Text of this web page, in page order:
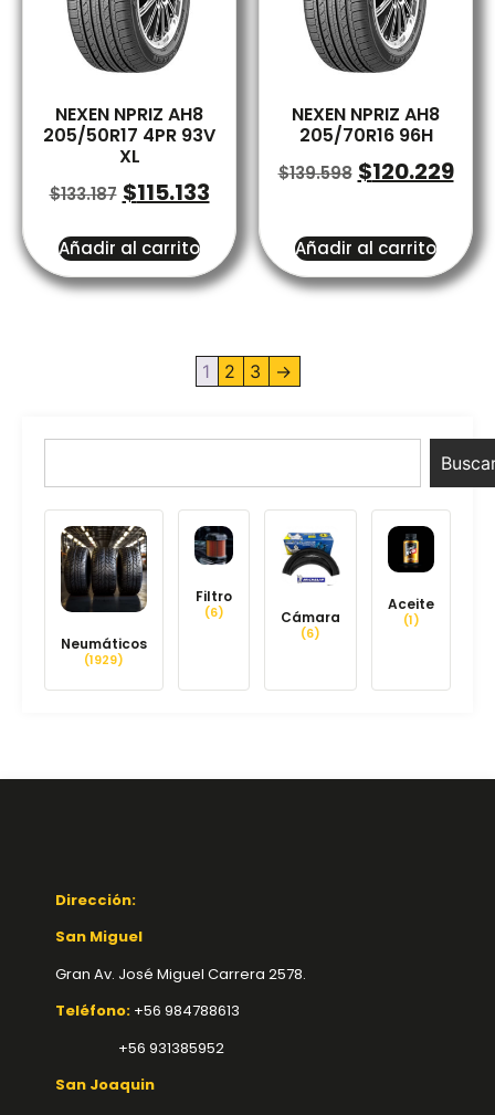
NEXEN NPRIZ AH8
205/50R17 4PR 93V
XL
$133.187 $115.133
Añadir al carrito
NEXEN NPRIZ AH8
205/70R16 96H
$139.598 $120.229
Añadir al carrito
1 2 3 →
Neumáticos
(1929)
Filtro
(6) Cámara
(6)
Aceite
(1)
Dirección:
San Miguel
Gran Av. José Miguel Carrera 2578.
Teléfono: +56 984788613
+56 931385952
San Joaquin